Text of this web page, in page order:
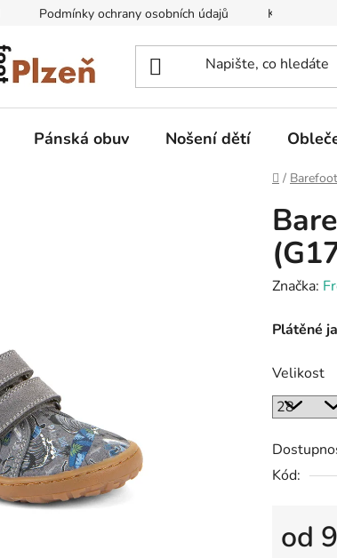
Podmínky ochrany osobních údajů Kontakty na
Pánská obuv Nošení dětí
Domů
/
Značka:
Plátěné
Velikost
Kód:
od